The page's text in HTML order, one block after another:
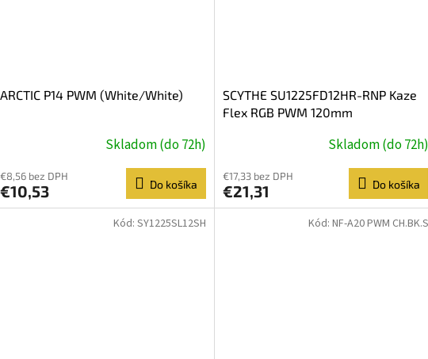
ARCTIC P14 PWM (White/White)
Skladom (do 72h)
€8,56 bez DPH
€10,53 Do košíka
SCYTHE SU1225FD12HR-RNP Kaze
Flex RGB PWM 120mm
Skladom (do 72h)
€17,33 bez DPH
€21,31 Do košíka
Kód: SY1225SL12SH Kód: NF-A20 PWM CH.BK.S